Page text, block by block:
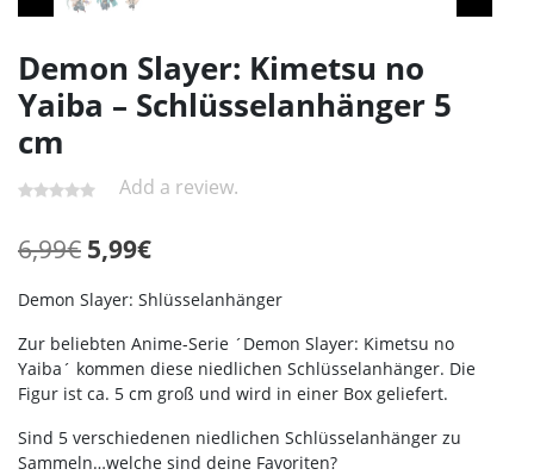
Demon Slayer: Kimetsu no
Yaiba – Schlüsselanhänger 5
cm
Add a review.
6,99€ Ursprünglicher
Preis
war:
6,99€
5,99€Aktueller
Preis
5,99€.
Demon Slayer: Shlüsselanhänger
Zur beliebten Anime-Serie ´Demon Slayer: Kimetsu no
Yaiba´ kommen diese niedlichen Schlüsselanhänger. Die
Figur ist ca. 5 cm groß und wird in einer Box geliefert.
Sind 5 verschiedenen niedlichen Schlüsselanhänger zu
Sammeln…welche sind deine Favoriten?